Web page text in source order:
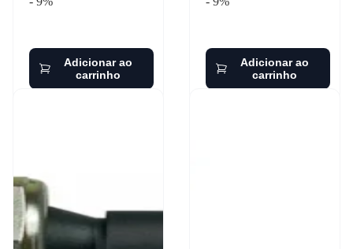
Adicionar ao
carrinho
Adicionar ao
carrinho